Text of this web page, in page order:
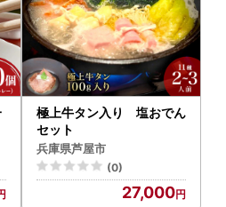
極上牛タン入り 塩おでん
セット
兵庫県芦屋市
(0)
27,000